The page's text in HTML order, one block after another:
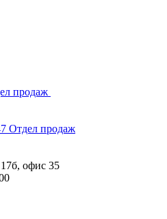
продаж
Отдел продаж
офис 35